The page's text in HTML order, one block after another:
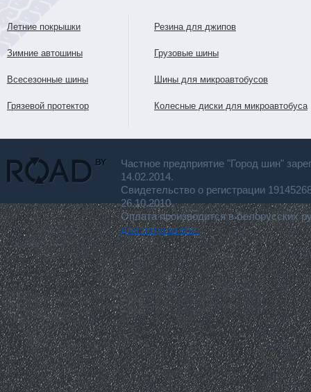
Летние покрышки
Зимние автошины
Всесезонные шины
Грязевой протектор
Резина для джипов
Грузовые шины
Шины для микроавтобусов
Колесные диски для микроавтобуса
Частное предприятие "Город шин"
14.02.2014.
Свидетельство о регистрации
26.10.2010.
Оплата производится в белорусских
для покупателя.